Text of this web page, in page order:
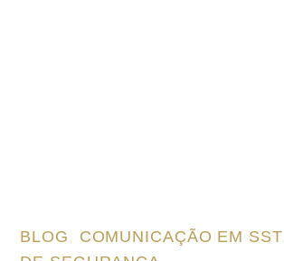
BLOG COMUNICAÇÃO EM SST,